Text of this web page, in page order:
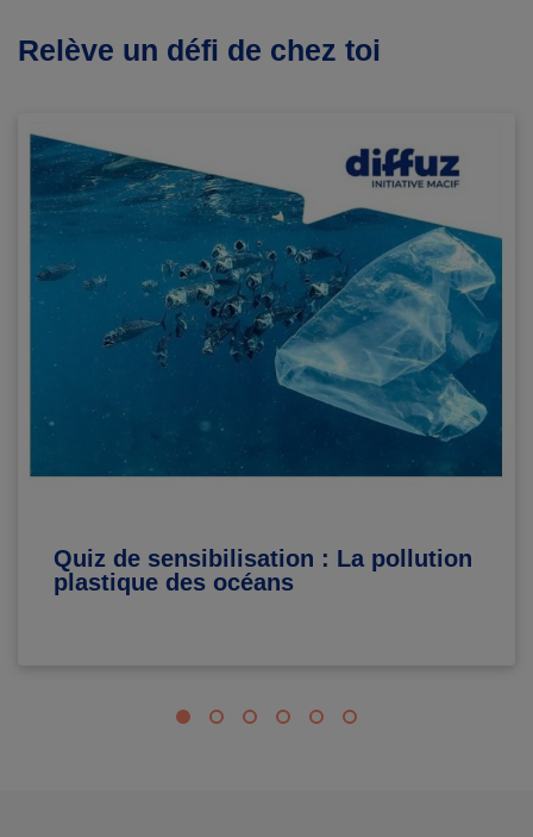
Relève un défi de chez toi
Quiz de sensibilisation : La pollution
plastique des océans